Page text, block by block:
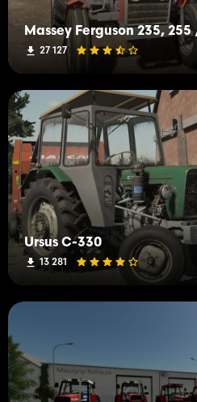
27 127
Ursus C-330
13 281